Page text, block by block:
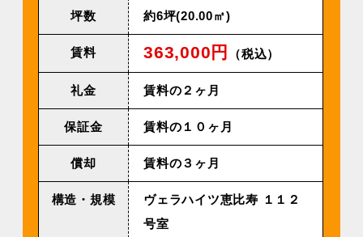
坪数 約6坪(20.00㎡)
賃料 363,000円 （税込）
礼金 賃料の２ヶ月
保証金 賃料の１０ヶ月
償却 賃料の３ヶ月
構造・規模
ヴェラハイツ恵⽐寿 １１２
号室